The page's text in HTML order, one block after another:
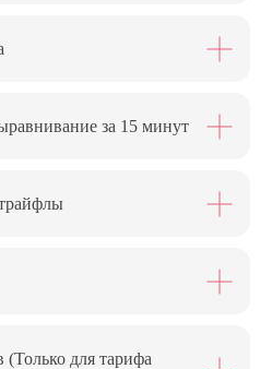
за 15 минут
(Только для тарифа